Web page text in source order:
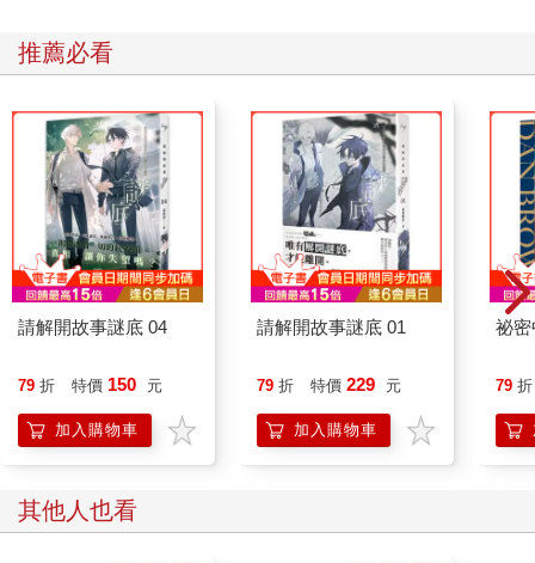
推薦必看
請解開故事謎底 04
79 折 特價 150 元
加入購物車
請解開故事謎底 01
79 折 特價 229 元
加入購物車
祕
79 折
其他人也看